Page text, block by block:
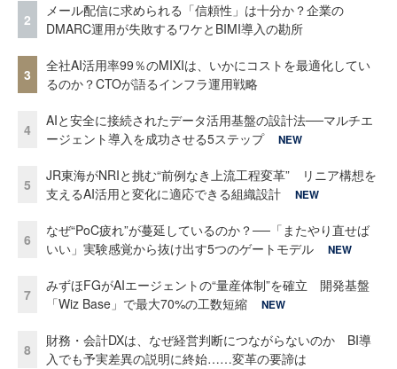
2
メール配信に求められる「信頼性」は十分か？企業の
DMARC運用が失敗するワケとBIMI導入の勘所
3
全社AI活用率99％のMIXIは、いかにコストを最適化してい
るのか？CTOが語るインフラ運用戦略
4
AIと安全に接続されたデータ活用基盤の設計法──マルチエ
ージェント導入を成功させる5ステップ
NEW
5
JR東海がNRIと挑む“前例なき上流工程変革” リニア構想を
支えるAI活用と変化に適応できる組織設計
NEW
6
なぜ“PoC疲れ”が蔓延しているのか？──「またやり直せば
いい」実験感覚から抜け出す5つのゲートモデル
NEW
7
みずほFGがAIエージェントの“量産体制”を確立 開発基盤
「Wiz Base」で最大70%の工数短縮
NEW
8
財務・会計DXは、なぜ経営判断につながらないのか BI導
入でも予実差異の説明に終始……変革の要諦は